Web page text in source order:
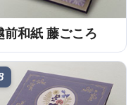
前和紙 藤ごころ